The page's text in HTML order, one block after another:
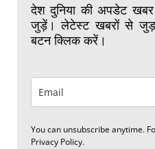
देश दुनिया की अपडेट
जुड़ें। लेटेस्ट खबरों से
बटन क्लिक करें।
You can unsubscribe anytime.
Privacy Policy.